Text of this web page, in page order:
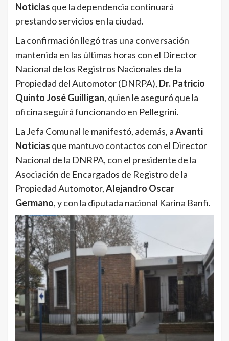
Noticias que la dependencia continuará
prestando servicios en la ciudad.
La confirmación llegó tras una conversación
mantenida en las últimas horas con el Director
Nacional de los Registros Nacionales de la
Propiedad del Automotor (DNRPA), Dr. Patricio
Quinto José Guilligan, quien le aseguró que la
oficina seguirá funcionando en Pellegrini.
La Jefa Comunal le manifestó, además, aAvanti
Noticias que mantuvo contactos con el Director
Nacional de la DNRPA, con el presidente de la
Asociación de Encargados de Registro de la
Propiedad Automotor,Alejandro Oscar
Germano, y con la diputada nacional Karina Banfi.